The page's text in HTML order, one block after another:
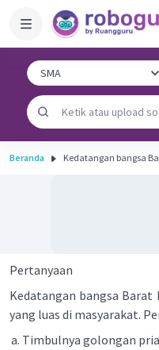
Beranda Kedatangan bangsa
Pertanyaan
Kedatangan bangsa Barat
yang luas di masyarakat.
Timbulnya golongan